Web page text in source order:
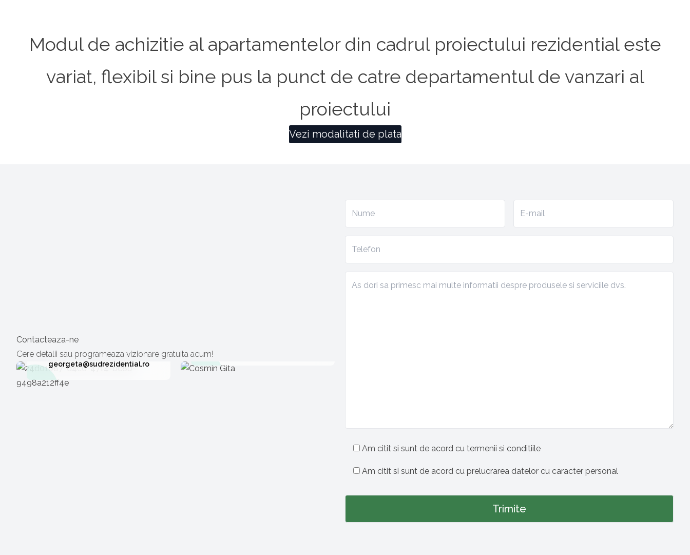
Modul de achizitie al apartamentelor din cadrul proiectului rezidential este
variat, flexibil si bine pus la punct de catre departamentul de vanzari al
proiectului
Vezi modalitati de plata
Contacteaza-ne
Cere detalii sau programeaza vizionare gratuita acum!
0733.374.103
georgeta@sudrezidential.ro
cosmin.gita@sudrezidential.ro
Am citit si sunt de acord cu termenii si conditiile
Am citit si sunt de acord cu prelucrarea datelor cu caracter personal